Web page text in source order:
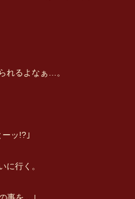
れるよなぁ…。
ーッ!?｣
に行く。